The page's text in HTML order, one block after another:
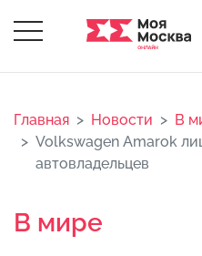
Главная Новости
В
Volkswagen Amarok
автовладельцев
В мире